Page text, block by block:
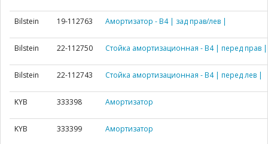
Bilstein 19-112763 Амортизатор - B4 | зад прав/лев |
Bilstein 22-112750 Стойка амортизационная - B4 | перед прав |
Bilstein 22-112743 Стойка амортизационная - B4 | перед лев |
KYB 333398 Амортизатор
KYB 333399 Амортизатор